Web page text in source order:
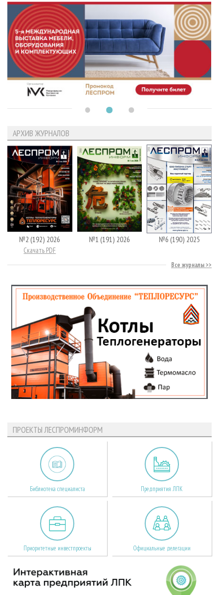
АРХИВ ЖУРНАЛОВ
№2 (192) 2026
Скачать PDF
№1 (191) 2026 №6 (190) 2025
Все журналы
ПРОЕКТЫ ЛЕСПРОМИНФОРМ
Библиотека специалиста Предприятия ЛПК
Приоритетные инвестпроекты Официальные делегации